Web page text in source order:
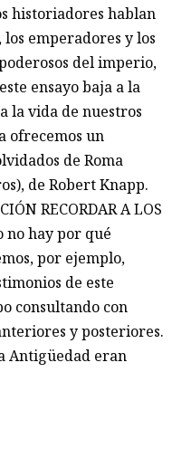
historiadores hablan
los emperadores y los
del imperio,
ensayo baja a la
la vida de nuestros
ofrecemos un
de Roma
de Robert Knapp.
RECORDAR A LOS
no hay por qué
por ejemplo,
de este
consultando con
y posteriores.
Antigüedad eran